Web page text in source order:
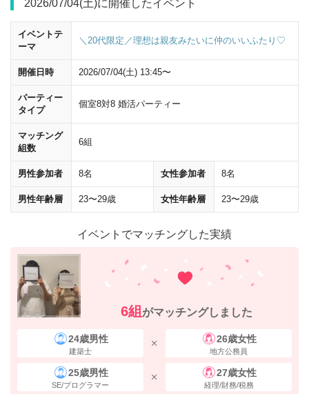
2026/07/04(土)に開催したイベント
イベントテ
ーマ
＼20代限定／理想は親友みたいに仲のいいふたり♡
開催日時 2026/07/04(土) 13:45〜
パーティー
タイプ
個室8対8 婚活パーティー
マッチング
組数
6組
男性参加者 8名 女性参加者 8名
男性年齢層 23〜29歳 女性年齢層 23〜29歳
イベントでマッチングした実績
6組 がマッチングしました
24歳男性
建築士
26歳女性
地方公務員
25歳男性
SE/プログラマー
27歳女性
経理/財務/税務